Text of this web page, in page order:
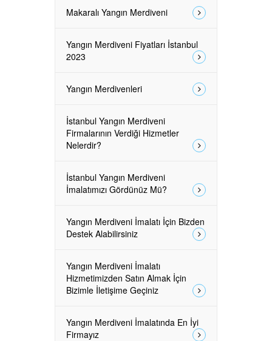
Makaralı Yangın Merdiveni
Yangın Merdiveni Fiyatları İstanbul
2023
Yangın Merdivenleri
İstanbul Yangın Merdiveni
Firmalarının Verdiği Hizmetler
Nelerdir?
İstanbul Yangın Merdiveni
İmalatımızı Gördünüz Mü?
Yangın Merdiveni İmalatı İçin Bizden
Destek Alabilirsiniz
Yangın Merdiveni İmalatı
Hizmetimizden Satın Almak İçin
Bizimle İletişime Geçiniz
Yangın Merdiveni İmalatında En İyi
Firmayız